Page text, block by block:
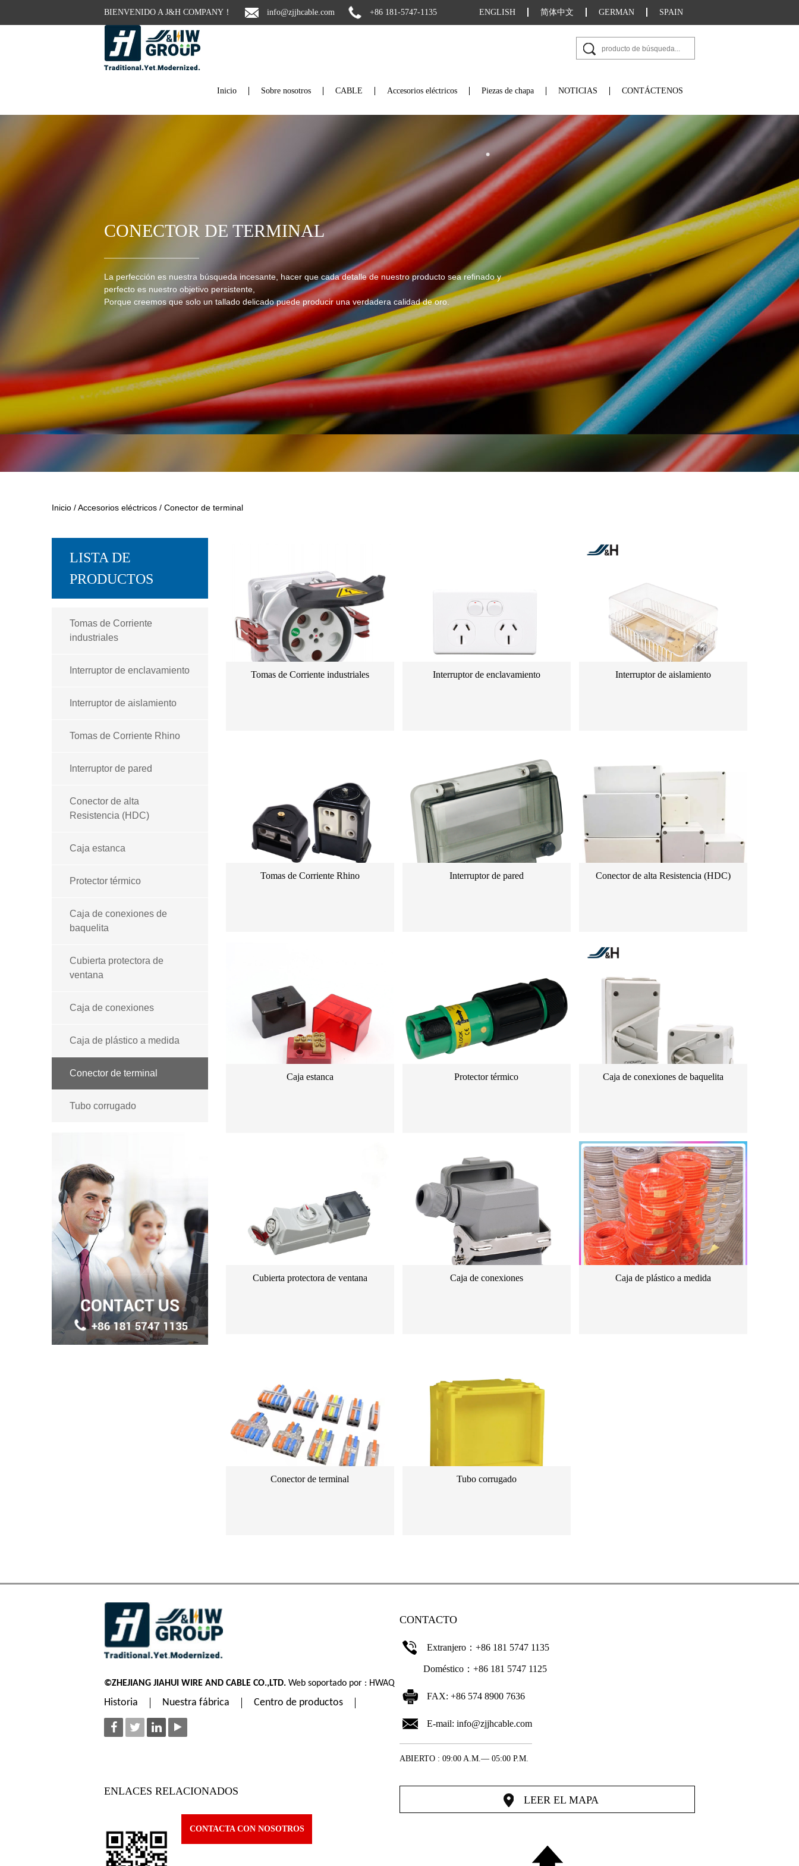
BIENVENIDO A J&H COMPANY！ info@zjjhcable.com +86 181-5747-1135 SPAIN
GERMAN
简体中文
ENGLISH
Inicio Sobre nosotros CABLE Accesorios eléctricos Piezas de chapa NOTICIAS CONTÁCTENOS
CONECTOR DE TERMINAL
La perfección es nuestra búsqueda incesante, hacer que cada detalle de nuestro producto sea refinado y
perfecto es nuestro objetivo persistente,
Porque creemos que solo un tallado delicado puede producir una verdadera calidad de oro.
Inicio /Accesorios eléctricos / Conector de terminal
LISTA DE
PRODUCTOS
Tomas de Corriente
industriales
Interruptor de enclavamiento
Interruptor de aislamiento
Tomas de Corriente Rhino
Interruptor de pared
Conector de alta
Resistencia (HDC)
Caja estanca
Protector térmico
Caja de conexiones de
baquelita
Cubierta protectora de
ventana
Caja de conexiones
Caja de plástico a medida
Conector de terminal
Tubo corrugado
Tomas de Corriente industriales Interruptor de enclavamiento Interruptor de aislamiento
Tomas de Corriente Rhino Interruptor de pared Conector de alta Resistencia (HDC)
Caja estanca Protector térmico Caja de conexiones de baquelita
Cubierta protectora de ventana Caja de conexiones Caja de plástico a medida
Conector de terminal Tubo corrugado
©ZHEJIANG JIAHUI WIRE AND CABLE CO.,LTD. Web soportado por : HWAQ
Historia Nuestra fábrica Centro de productos
CONTACTO
Extranjero：+86 181 5747 1135
Doméstico：+86 181 5747 1125
FAX: +86 574 8900 7636
E-mail: info@zjjhcable.com
ABIERTO : 09:00 A.M.— 05:00 P.M.
ENLACES RELACIONADOS
CONTACTA CON NOSOTROS
LEER EL MAPA